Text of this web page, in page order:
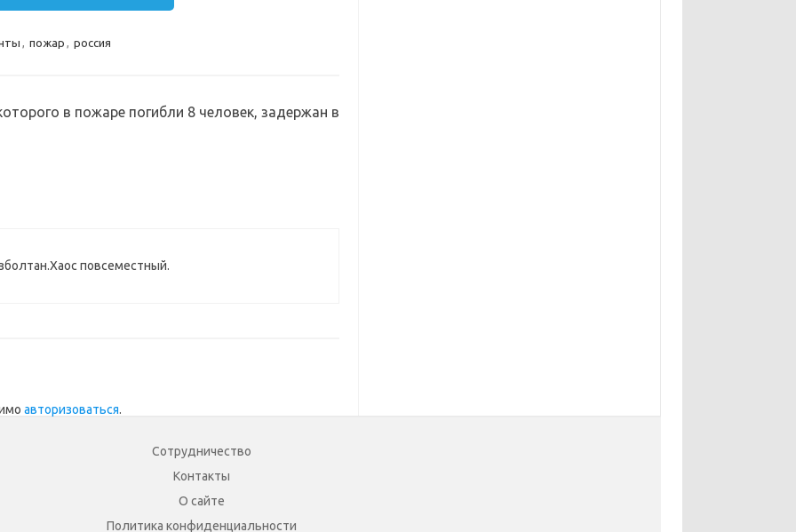
, пожар , россия
в пожаре погибли 8 человек, задержан в
повсеместный.
авторизоваться.
Сотрудничество
Контакты
О сайте
Политика конфиденциальности